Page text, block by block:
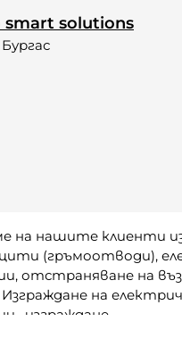
smart solutions
на нашите клиенти
(гръмоотводи),
отстраняване на
на
, изграждане...